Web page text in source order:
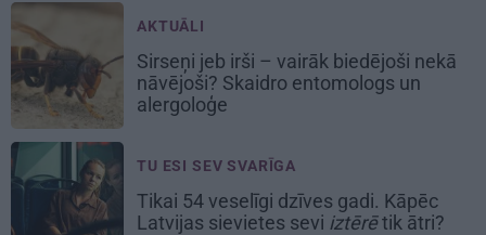
AKTUĀLI
Sirseņi jeb irši – vairāk biedējoši nekā
nāvējoši? Skaidro entomologs un
alergoloģe
TU ESI SEV SVARĪGA
Tikai 54 veselīgi dzīves gadi. Kāpēc
Latvijas sievietes sevi iztērētik ātri?